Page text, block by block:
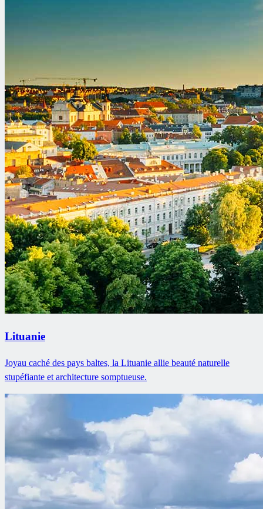
Lituanie
Joyau caché des pays baltes, la Lituanie allie beauté naturelle
stupéfiante et architecture somptueuse.